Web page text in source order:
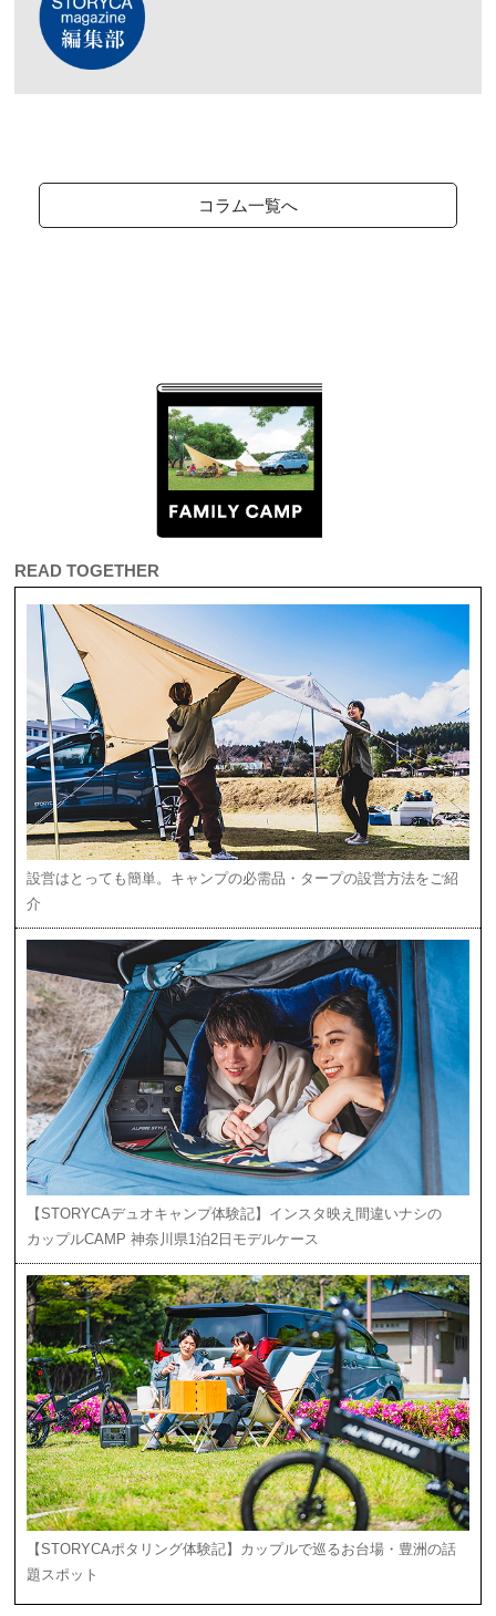
コラム一覧へ
READ TOGETHER
設営はとっても簡単。キャンプの必需品・タープの設営方法をご紹
介
【STORYCAデュオキャンプ体験記】インスタ映え間違いナシの
カップルCAMP 神奈川県1泊2日モデルケース
【STORYCAポタリング体験記】カップルで巡るお台場・豊洲の話
題スポット